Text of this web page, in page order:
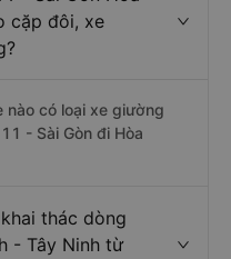
cặp đôi, xe
nào có loại xe giường
- Sài Gòn đi Hòa
thác dòng
- Tây Ninh từ